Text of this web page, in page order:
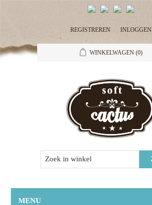
REGISTREREN INLOGGEN
WINKELWAGEN (0)
MENU